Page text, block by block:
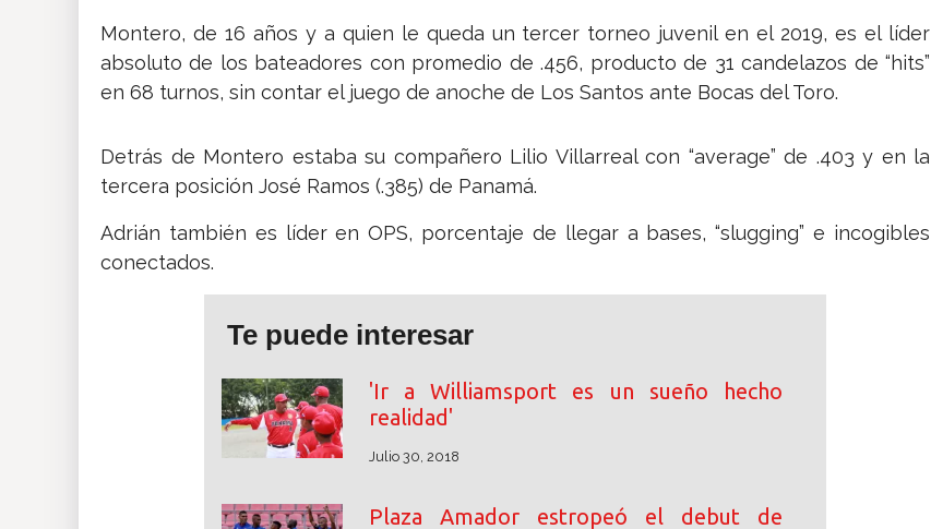
Montero, de 16 años y a quien le queda un tercer torneo juvenil en el 2019, es el líder
absoluto de los bateadores con promedio de .456, producto de 31 candelazos de “hits”
en 68 turnos, sin contar el juego de anoche de Los Santos ante Bocas del Toro.
Detrás de Montero estaba su compañero Lilio Villarreal con “average” de .403 y en la
tercera posición José Ramos (.385) de Panamá.
Adrián también es líder en OPS, porcentaje de llegar a bases, “slugging” e incogibles
conectados.
Te puede interesar
'Ir a Williamsport es un sueño hecho
realidad'
Julio 30, 2018
Plaza Amador estropeó el debut de